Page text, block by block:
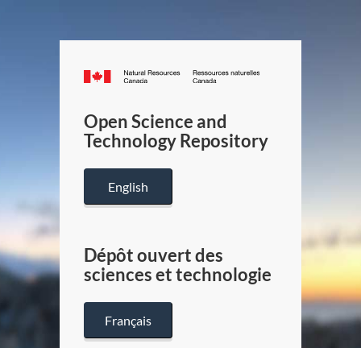
Canada.ca
/
Canada
Open Science and
Technology Repository
English
Dépôt ouvert des
sciences et technologie
Français